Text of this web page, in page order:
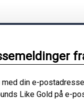
din e-
Like Gold på e-